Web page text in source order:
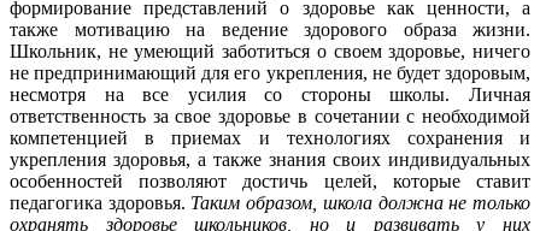
формирование представлений о здоровье как ценности, а
также мотивацию на ведение здорового образа жизни.
Школьник, не умеющий заботиться о своем здоровье, ничего
не предпринимающий для его укрепления, не будет здоровым,
несмотря на все усилия со стороны школы. Личная
ответственность за свое здоровье в сочетании с необходимой
компетенцией в приемах и технологиях сохранения и
укрепления здоровья, а также знания своих индивидуальных
особенностей позволяют достичь целей, которые ставит
педагогика здоровья. Таким образом, школа должна не только
охранять здоровье школьников, но и развивать у них